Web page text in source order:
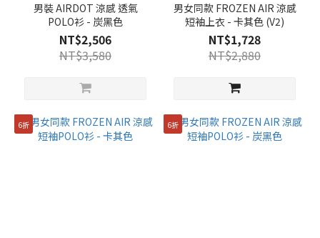
男裝 AIRDOT 涼感 透氣
POLO衫 - 炭黑色
NT$2,506
NT$3,580
男女同款 FROZEN AIR 涼感
短袖上衣 - 卡其色 (V2)
NT$1,728
NT$2,880
6折 6折